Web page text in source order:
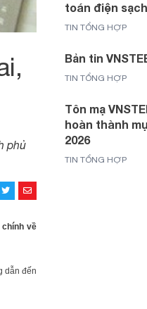
phủ
về
dẫn đến
toán điện
TIN TỔNG HỢP
Bản tin
TIN TỔNG HỢP
Tôn mạ
hoàn thành
2026
TIN TỔNG HỢP